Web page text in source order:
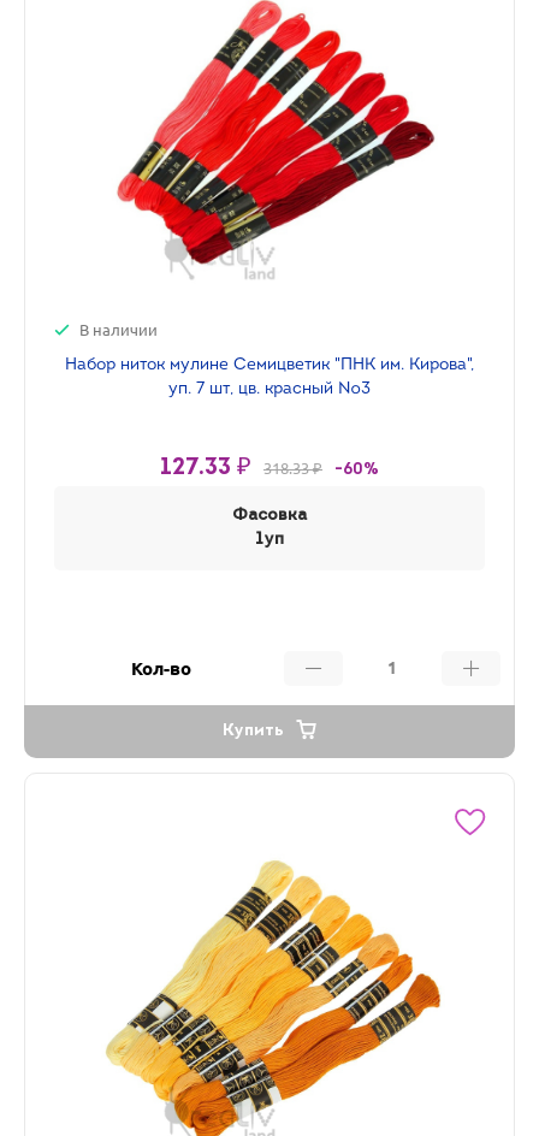
В наличии
Набор ниток мулине Семицветик "ПНК им. Кирова",
уп. 7 шт, цв. красный №3
127.33 ₽ 318.33 ₽ -60%
Фасовка
1уп
Кол-во
Купить